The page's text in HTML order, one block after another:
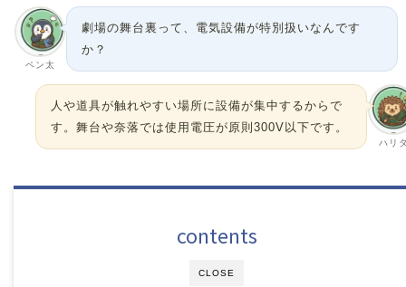
ペン太
劇場の舞台裏って、電気設備が特別扱いなんです
か？
ハリ
人や道具が触れやすい場所に設備が集中するからで
す。舞台や奈落では使用電圧が原則300V以下です。
CLOSE
contents